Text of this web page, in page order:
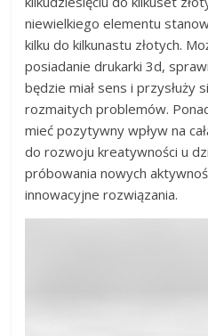
niewielkiego elementu
kilku do kilkunastu złotych.
posiadanie drukarki 3d,
będzie miał sens i przysłuży
rozmaitych problemów.
mieć pozytywny wpływ na
do rozwoju kreatywności u
próbowania nowych
innowacyjne rozwiązania.